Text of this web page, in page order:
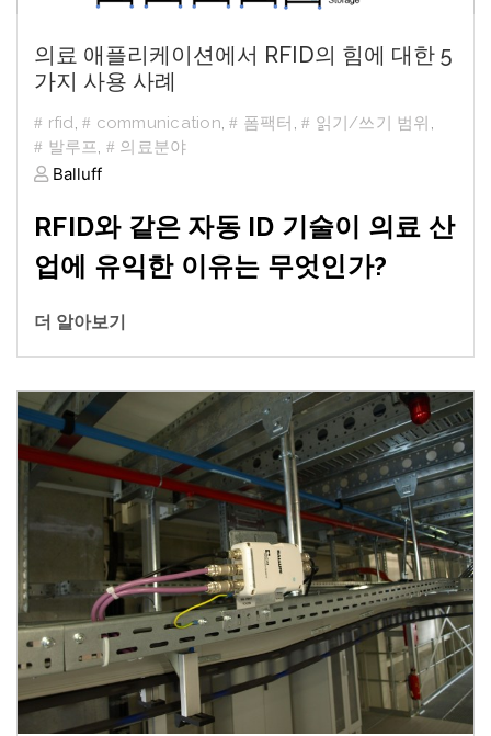
의료 애플리케이션에서 RFID의 힘에 대한 5
가지 사용 사례
rfid, communication, 폼팩터 , 읽기/쓰기 범위 ,
발루프, 의료분야
Balluff
RFID와 같은 자동 ID 기술이 의료 산
업에 유익한 이유는 무엇인가?
더 알아보기